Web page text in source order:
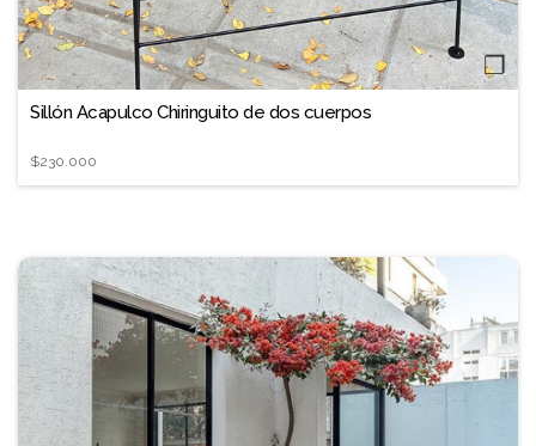
❐
Sillón Acapulco Chiringuito de dos cuerpos
$230.000